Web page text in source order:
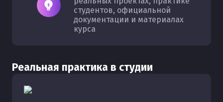
студентов, официальной
документации и материалах
курса
Реальная практика в студии